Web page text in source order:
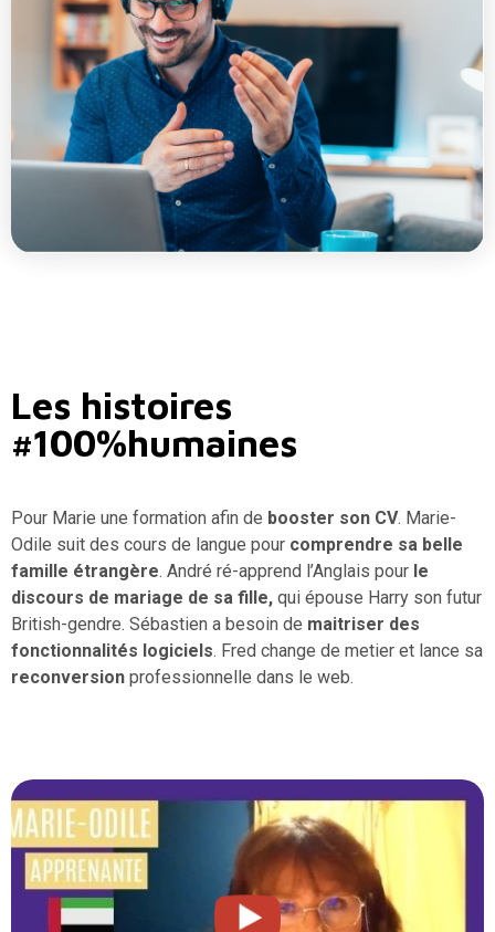
Les histoires
#100%humaines
Pour Marie une formation afin de booster son CV. Marie-
Odile suit des cours de langue pour comprendre sa belle
famille étrangère. André ré-apprend l’Anglais pour le
discours de mariage de sa fille, qui épouse Harry son futur
British-gendre. Sébastien a besoin de maitriser des
fonctionnalités logiciels. Fred change de metier et lance sa
reconversion professionnelle dans le web.